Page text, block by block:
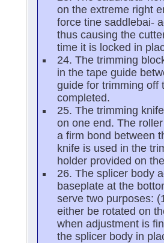
on the extreme right
force tine saddlebai-
thus causing the
time it is locked in
24. The trimming
in the tape guide
guide for trimming off
completed.
25. The trimming
on one end. The
a firm bond between
knife is used in the
holder provided on
26. The splicer body
baseplate at the
serve two purposes:
either be rotated on
when adjustment is
the splicer body in